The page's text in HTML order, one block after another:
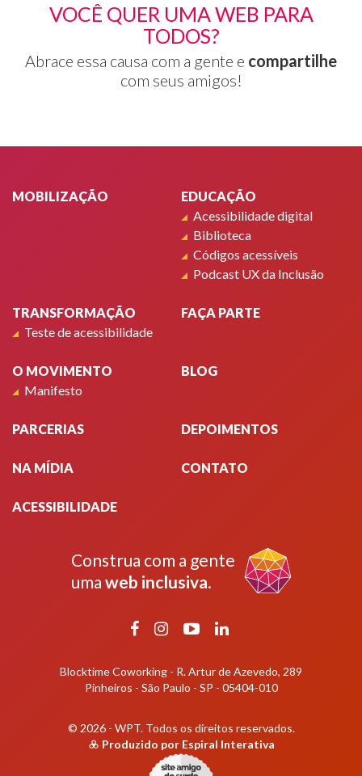
VOCÊ QUER UMA WEB PARA
TODOS?
Abrace essa causa com a gente e compartilhe
com seus amigos!
MOBILIZAÇÃO
EDUCAÇÃO
Acessibilidade digital
Biblioteca
Códigos acessíveis
Podcast UX da Inclusão
TRANSFORMAÇÃO
Teste de acessibilidade
FAÇA PARTE
O MOVIMENTO
Manifesto
BLOG
PARCERIAS DEPOIMENTOS
NA MÍDIA CONTATO
ACESSIBILIDADE
Construa com a gente
uma web inclusiva.
Facebook
Instagram
YouTubeLinkedIn
Blocktime Coworking - R. Artur de Azevedo, 289
Pinheiros - São Paulo - SP - 05404-010
© 2026 - WPT. Todos os direitos reservados.
Produzido por Espiral Interativa